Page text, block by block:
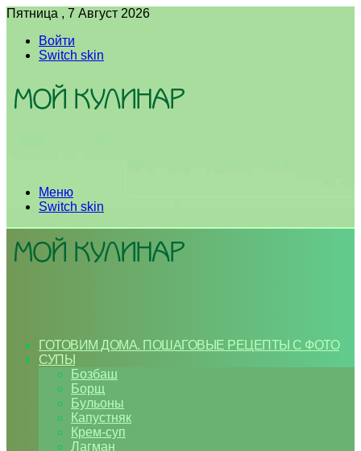
Пятница , 7 Август 2026
Войти
Switch skin
Меню
Switch skin
ГОТОВИМ ДОМА. ПОШАГОВЫЕ РЕЦЕПТЫ С ФОТО
СУПЫ
Бозбаш
Борщ
Бульоны
Капустняк
Крем-суп
Лагман